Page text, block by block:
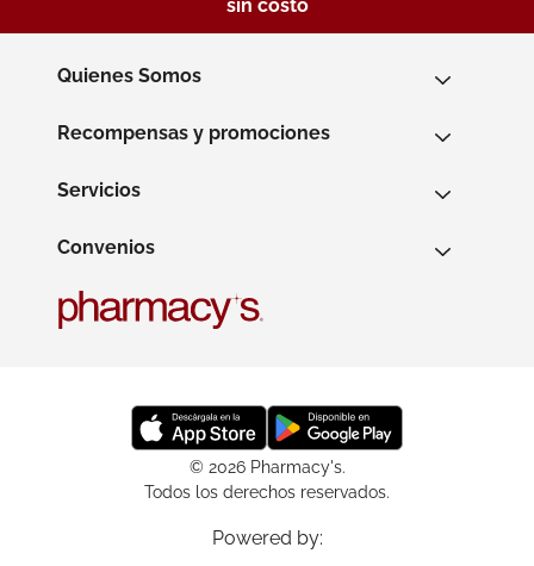
sin costo
Quienes Somos
Recompensas y promociones
Servicios
Convenios
© 2026 Pharmacy's.
Todos los derechos reservados.
Powered by: